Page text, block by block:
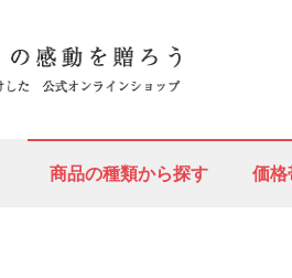
商品の種類から探す 価格